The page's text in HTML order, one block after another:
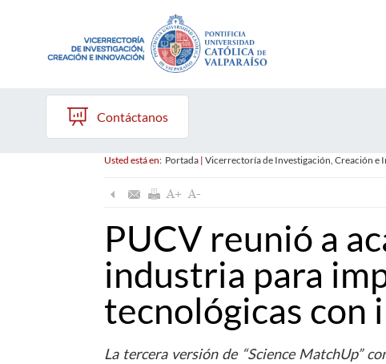
Contáctanos
Usted está en: Portada| Vicerrectoría de Investigación, Creación e
PUCV reunió a
industria para
tecnológicas con
La tercera versión de “Science MatchUp”